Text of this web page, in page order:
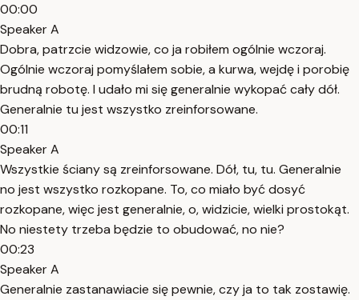
00:00
Speaker A
Dobra, patrzcie widzowie, co ja robiłem ogólnie wczoraj.
Ogólnie wczoraj pomyślałem sobie, a kurwa, wejdę i porobię
brudną robotę. I udało mi się generalnie wykopać cały dół.
Generalnie tu jest wszystko zreinforsowane.
00:11
Speaker A
Wszystkie ściany są zreinforsowane. Dół, tu, tu. Generalnie
no jest wszystko rozkopane. To, co miało być dosyć
rozkopane, więc jest generalnie, o, widzicie, wielki prostokąt.
No niestety trzeba będzie to obudować, no nie?
00:23
Speaker A
Generalnie zastanawiacie się pewnie, czy ja to tak zostawię.